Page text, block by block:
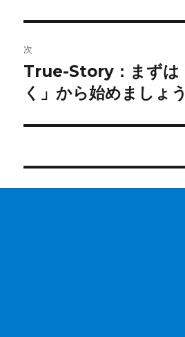
ビ
ゲ
ー
シ
ン
投
稿:
次
次
の
稿:
True-Story：まずは
く」から始めましょう